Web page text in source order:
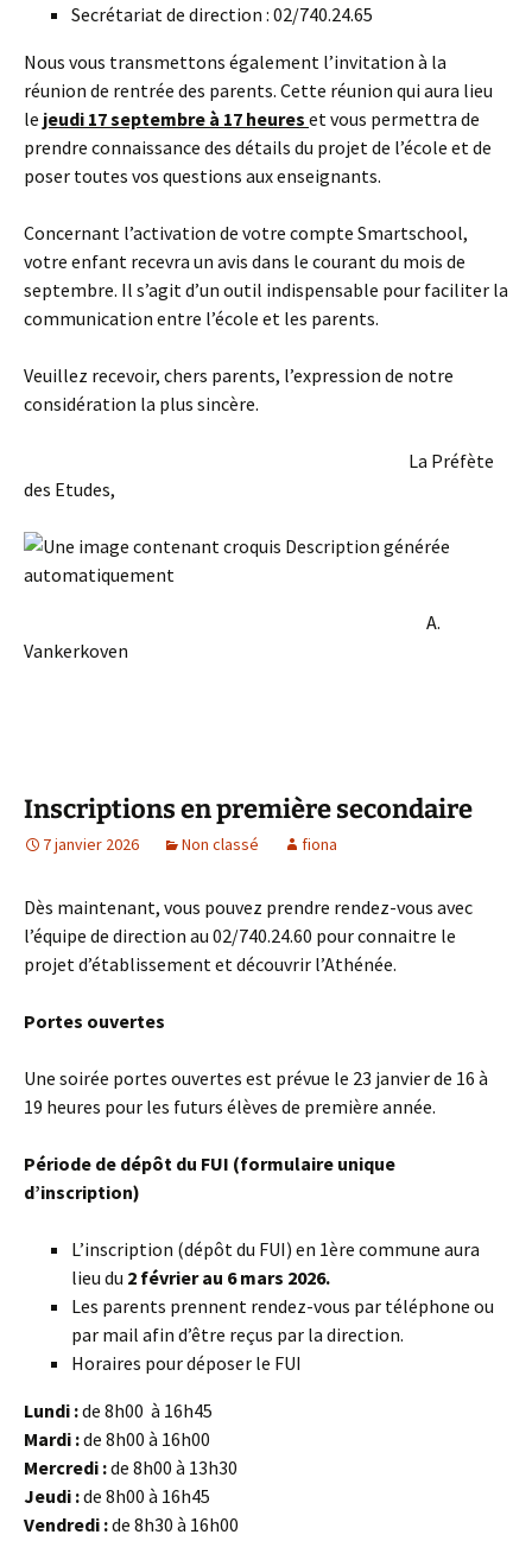
Secrétariat de direction : 02/740.24.65
Nous vous transmettons également l’invitation à la
réunion de rentrée des parents. Cette réunion qui aura lieu
le jeudi 17 septembre à 17 heures et vous permettra de
prendre connaissance des détails du projet de l’école et de
poser toutes vos questions aux enseignants.
Concernant l’activation de votre compte Smartschool,
votre enfant recevra un avis dans le courant du mois de
septembre. Il s’agit d’un outil indispensable pour faciliter la
communication entre l’école et les parents.
Veuillez recevoir, chers parents, l’expression de notre
considération la plus sincère.
La Préfète
des Etudes,
A.
Vankerkoven
Inscriptions en première secondaire
7 janvier 2026 Non classé fiona
Dès maintenant, vous pouvez prendre rendez-vous avec
l’équipe de direction au 02/740.24.60 pour connaitre le
projet d’établissement et découvrir l’Athénée.
Portes ouvertes
Une soirée portes ouvertes est prévue le 23 janvier de 16 à
19 heures pour les futurs élèves de première année.
Période de dépôt du FUI (formulaire unique
d’inscription)
L’inscription (dépôt du FUI) en 1ère commune aura
lieu du 2 février au 6 mars 2026.
Les parents prennent rendez-vous par téléphone ou
par mail afin d’être reçus par la direction.
Horaires pour déposer le FUI
Lundi :de 8h00 à 16h45
Mardi :de 8h00 à 16h00
Mercredi :de 8h00 à 13h30
Jeudi :de 8h00 à 16h45
Vendredi :de 8h30 à 16h00